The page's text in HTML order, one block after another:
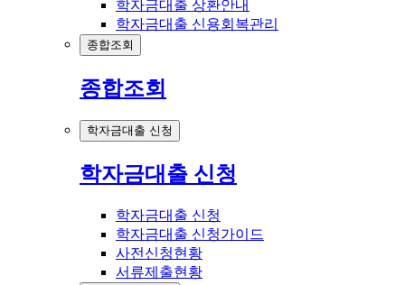
학자금대출 상환안내
학자금대출 신용회복관리
종합조회
종합조회
학자금대출 신청
학자금대출 신청
학자금대출 신청
학자금대출 신청가이드
사전신청현황
서류제출현황